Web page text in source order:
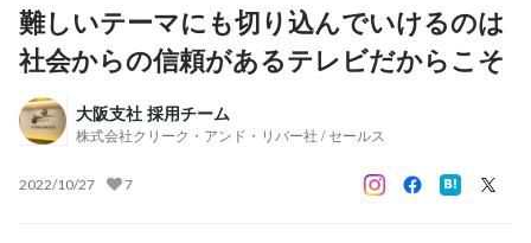
難しいテーマにも切り込んでいけるのは
社会からの信頼があるテレビだからこそ
大阪支社 採用チーム
株式会社クリーク・アンド・リバー社 / セールス
2022/10/27 7